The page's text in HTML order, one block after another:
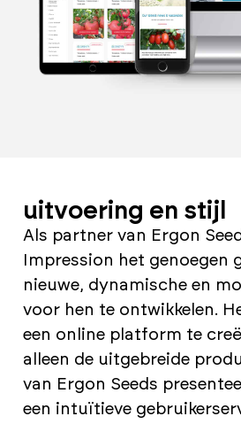
uitvoering en stijl
Als partner van Ergon
Impression het genoegen
nieuwe, dynamische en
voor hen te ontwikkelen.
een online platform te
alleen de uitgebreide
van Ergon Seeds
een intuïtieve